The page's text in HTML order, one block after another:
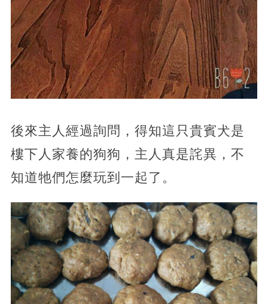
後來主人經過詢問，得知這只貴賓犬是
樓下人家養的狗狗，主人真是詫異，不
知道牠們怎麼玩到一起了。